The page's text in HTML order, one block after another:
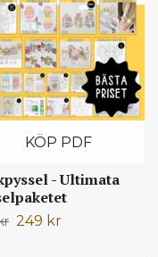
KÖP PDF
- Ultimata
249 kr